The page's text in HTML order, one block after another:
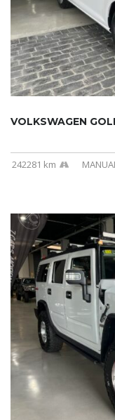
242281 km